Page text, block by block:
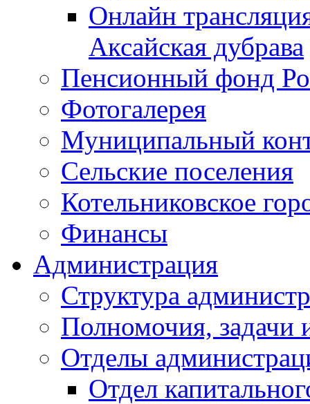
Онлайн
Аксайская дубрава
Пенсионный фонд
Фотогалерея
Муниципальный
Сельские поселения
Котельниковское
Финансы
Администрация
Структура
Полномочия, задачи
Отделы
Отдел